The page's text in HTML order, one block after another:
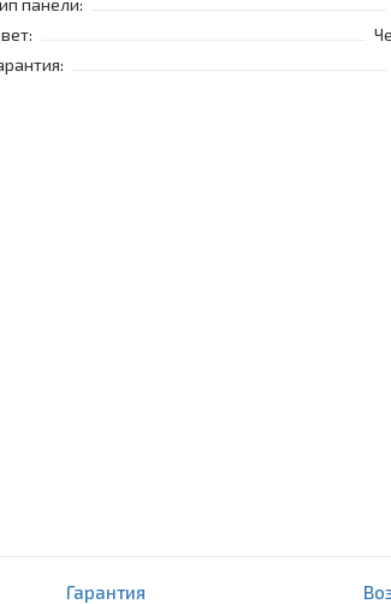
панели:
Гарантия